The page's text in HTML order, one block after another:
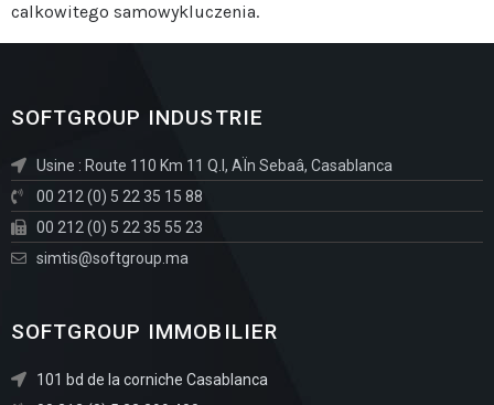
calkowitego samowykluczenia.
SOFTGROUP INDUSTRIE
Usine : Route 110 Km 11 Q.I, AÏn Sebaâ, Casablanca
00 212 (0) 5 22 35 15 88
00 212 (0) 5 22 35 55 23
simtis@softgroup.ma
SOFTGROUP IMMOBILIER
101 bd de la corniche Casablanca